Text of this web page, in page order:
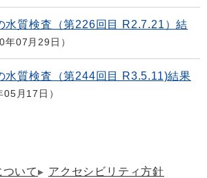
水質検査（第226回目 R2.7.21）結
年07月29日
水質検査（第244回目 R3.5.11)結果
05月17日
いて
アクセシビリティ方針